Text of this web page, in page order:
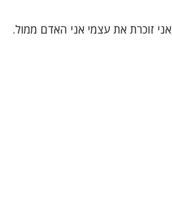
זוכרת את עצמי אני האדם ממול.